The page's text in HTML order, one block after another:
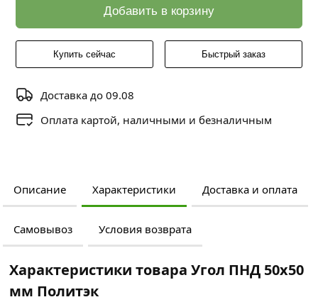
Добавить в корзину
Купить сейчас Быстрый заказ
Доставка до 09.08
Оплата картой, наличными и безналичным
Описание Характеристики Доставка и оплата
Самовывоз Условия возврата
Характеристики товара Угол ПНД 50х50
мм Политэк